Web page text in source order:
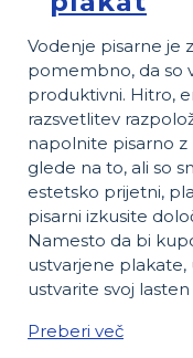
Vodenje pisarne je
pomembno, da so
produktivni. Hitro,
razsvetlitev
napolnite pisarno z
glede na to, ali so
estetsko prijetni,
pisarni izkusite
Namesto da bi
ustvarjene
ustvarite svoj
Preberi več